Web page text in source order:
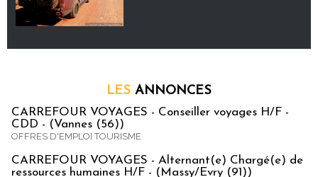
LES ANNONCES
CARREFOUR VOYAGES - Conseiller voyages H/F -
CDD - (Vannes (56))
OFFRES D'EMPLOI TOURISME
CARREFOUR VOYAGES - Alternant(e) Chargé(e) de
ressources humaines H/F - (Massy/Evry (91))